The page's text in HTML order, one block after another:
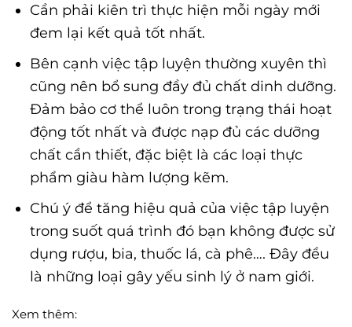
Cần phải kiên trì thực hiện mỗi ngày mới
đem lại kết quả tốt nhất.
Bên cạnh việc tập luyện thường xuyên thì
cũng nên bổ sung đầy đủ chất dinh dưỡng.
Đảm bảo cơ thể luôn trong trạng thái hoạt
động tốt nhất và được nạp đủ các dưỡng
chất cần thiết, đặc biệt là các loại thực
phẩm giàu hàm lượng kẽm.
Chú ý để tăng hiệu quả của việc tập luyện
trong suốt quá trình đó bạn không được sử
dụng rượu, bia, thuốc lá, cà phê…. Đây đều
là những loại gây yếu sinh lý ở nam giới.
Xem thêm: